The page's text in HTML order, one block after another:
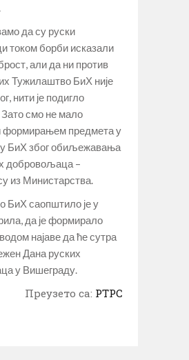
да су руски
током борби исказали
али да ни против
Тужилаштво БиХ није
нити је подигло
смо не мало
формирањем предмета у
БиХ због обиљежавања
добровољаца –
из Министарства.
БиХ саопштило је у
да је формирало
најаве да ће сутра
Дана руских
у Вишеграду.
Преузето са: РТРС